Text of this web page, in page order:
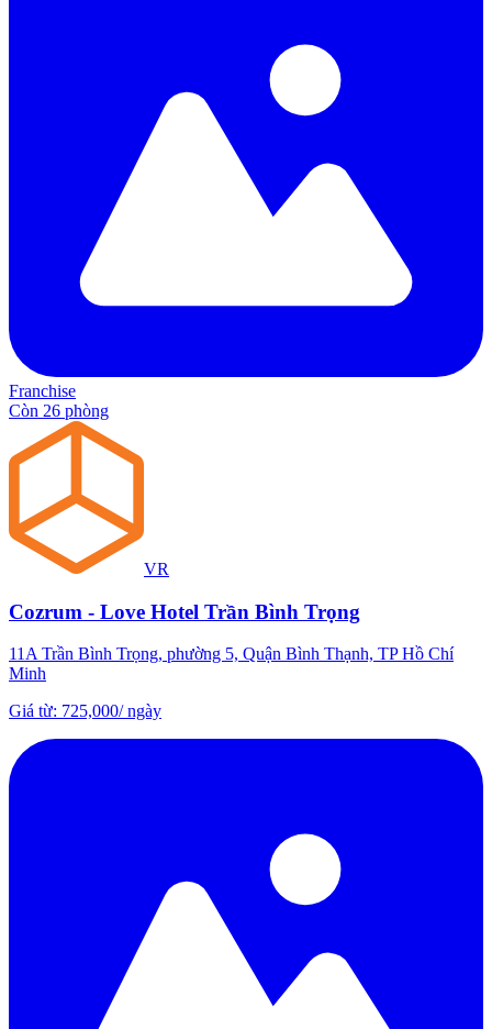
Franchise
Còn 26 phòng
VR
Cozrum - Love Hotel Trần Bình Trọng
11A Trần Bình Trọng, phường 5, Quận Bình Thạnh, TP Hồ Chí
Minh
Giá từ: 725,000/ngày